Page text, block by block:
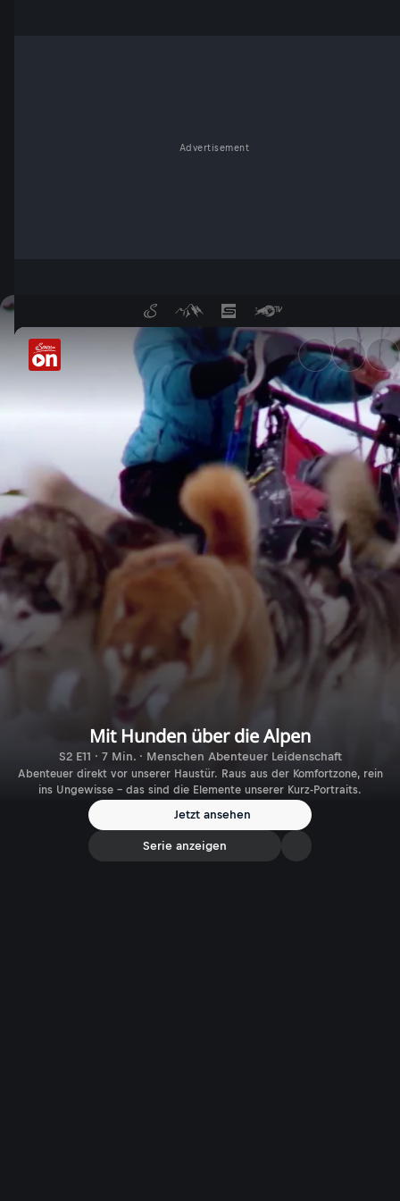
Advertisement
Alpen-Überquerung -
Mit Hunden über die Alpen
S2 E11 · 7 Min. · Menschen Abenteuer Leidenschaft
Abenteuer direkt vor unserer Haustür. Raus aus der Komfortzone, rein
ins Ungewisse – das sind die Elemente unserer Kurz-Portraits.
Jetzt ansehen
Serie anzeigen